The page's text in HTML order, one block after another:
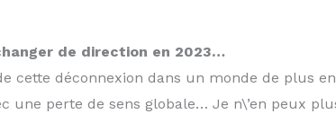
de direction en 2023…
cette déconnexion dans un monde de plus
une perte de sens globale… Je n\’en peux